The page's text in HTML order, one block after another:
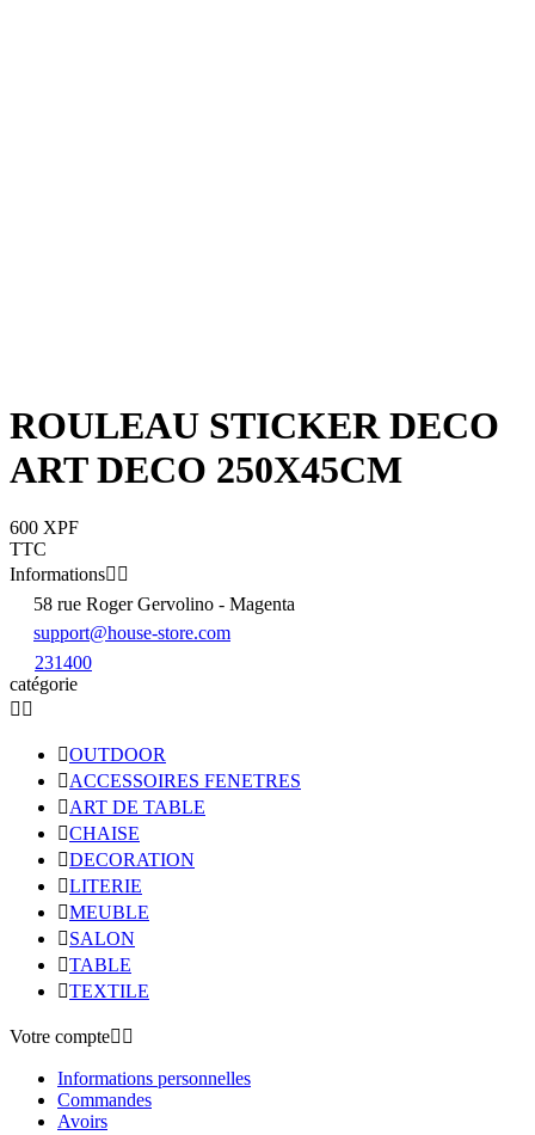
ROULEAU STICKER DECO
ART DECO 250X45CM
600 XPF
TTC
Informations 
58 rue Roger Gervolino - Magenta
support@house-store.com
231400
catégorie
 
OUTDOOR
ACCESSOIRES FENETRES
ART DE TABLE
CHAISE
DECORATION
LITERIE
MEUBLE
SALON
TABLE
TEXTILE
Votre compte 
Informations personnelles
Commandes
Avoirs